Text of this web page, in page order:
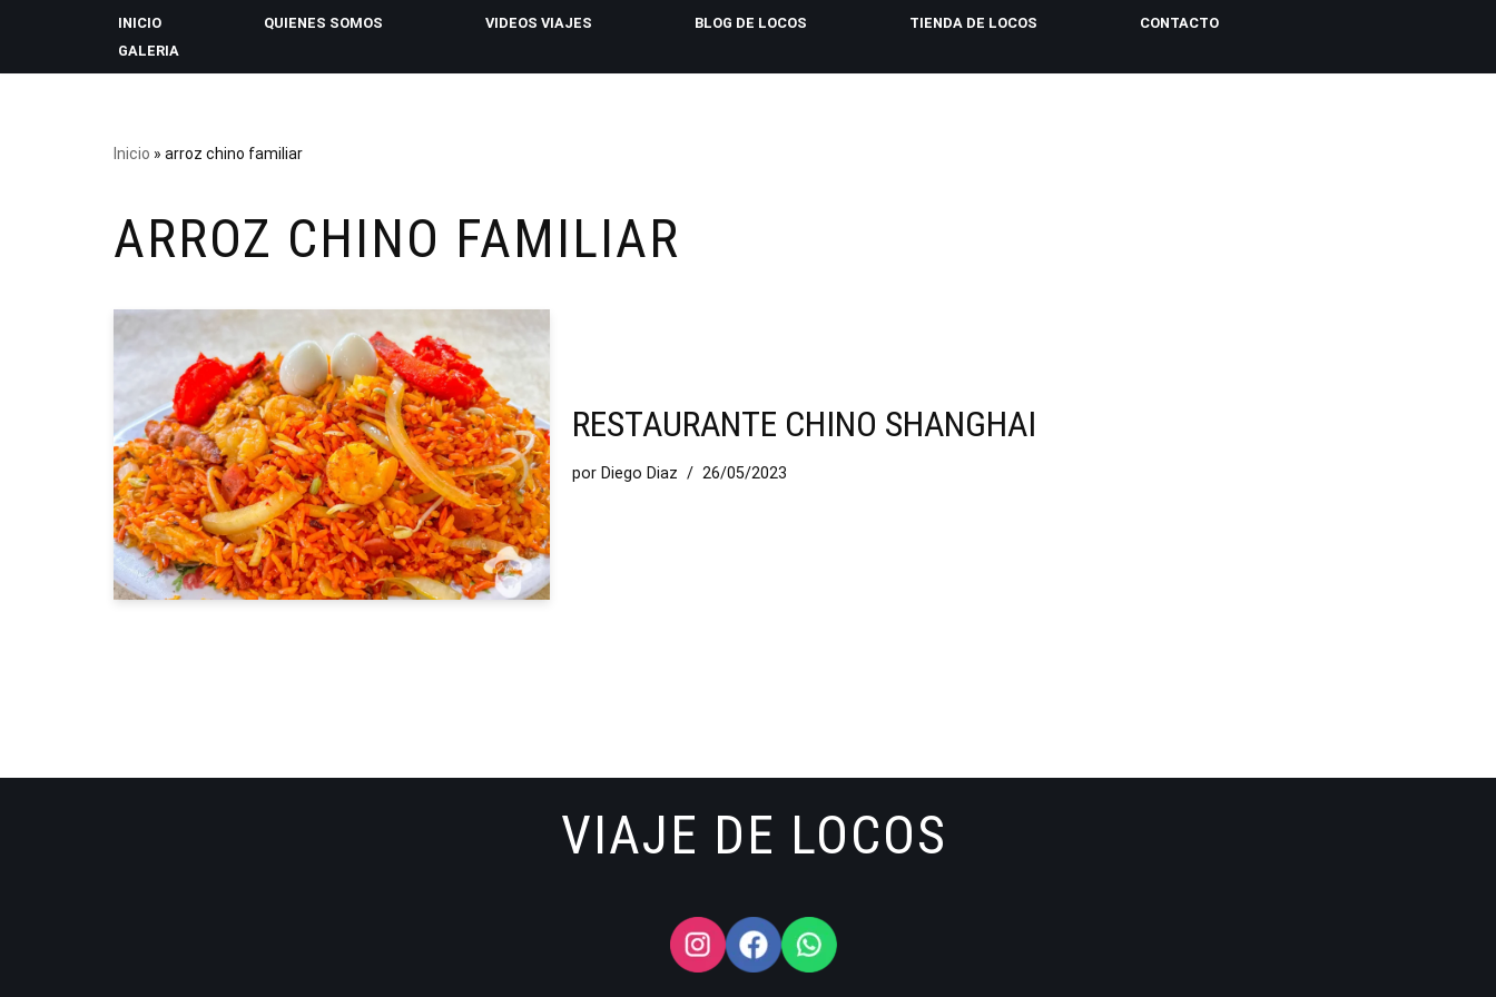
INICIO QUIENES SOMOS VIDEOS VIAJES BLOG DE LOCOS TIENDA DE LOCOS
CONTACTO
GALERIA
Inicio » arroz chino familiar
ARROZ CHINO FAMILIAR
RESTAURANTE CHINO SHANGHAI
por Diego Diaz 26/05/2023
VIAJE DE LOCOS